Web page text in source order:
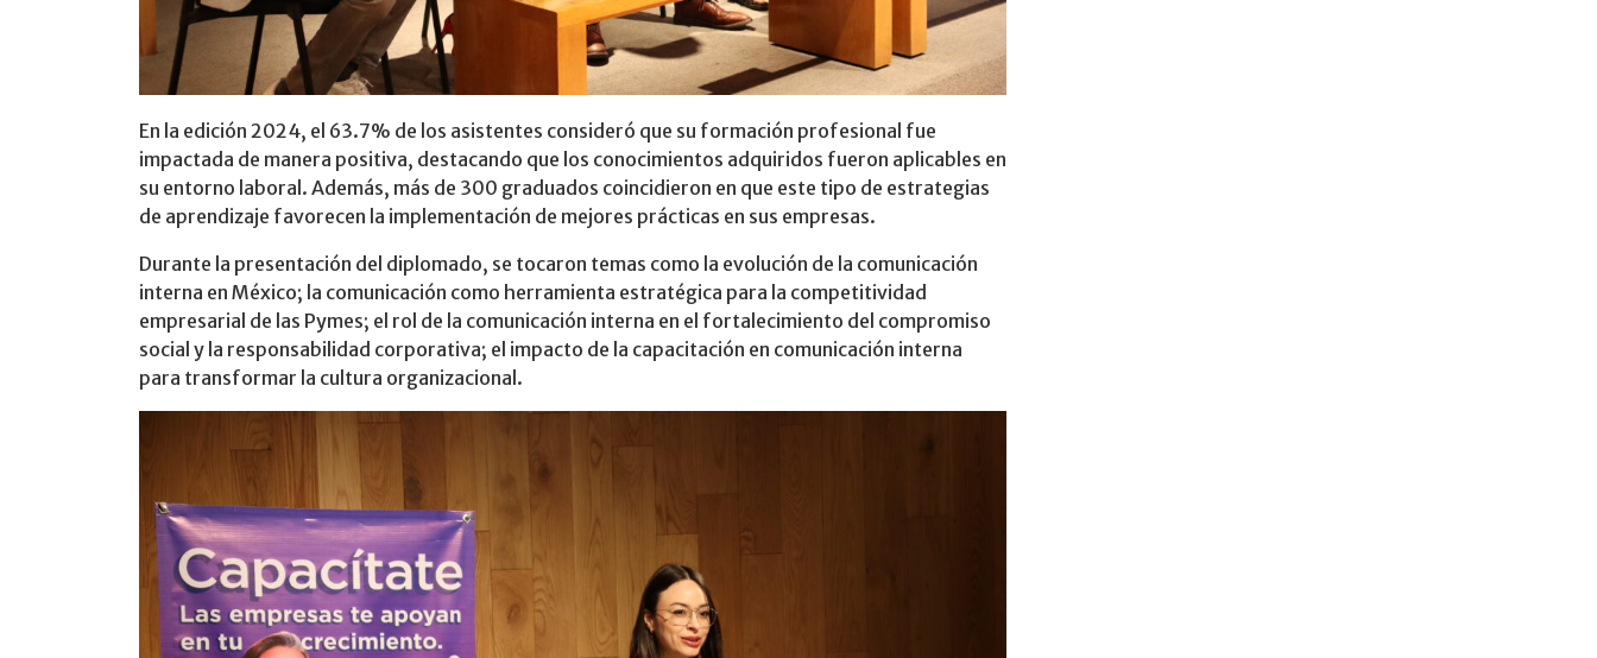
En la edición 2024, el 63.7% de los asistentes consideró que su formación profesional fue
impactada de manera positiva, destacando que los conocimientos adquiridos fueron aplicables en
su entorno laboral. Además, más de 300 graduados coincidieron en que este tipo de estrategias
de aprendizaje favorecen la implementación de mejores prácticas en sus empresas.
Durante la presentación del diplomado, se tocaron temas como la evolución de la comunicación
interna en México; la comunicación como herramienta estratégica para la competitividad
empresarial de las Pymes; el rol de la comunicación interna en el fortalecimiento del compromiso
social y la responsabilidad corporativa; el impacto de la capacitación en comunicación interna
para transformar la cultura organizacional.